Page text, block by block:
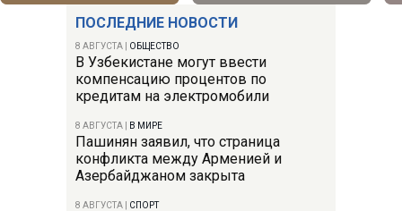
ПОСЛЕДНИЕ НОВОСТИ
8 АВГУСТА ОБЩЕСТВО
В Узбекистане могут ввести
компенсацию процентов по
кредитам на электромобили
8 АВГУСТА В МИРЕ
Пашинян заявил, что страница
конфликта между Арменией и
Азербайджаном закрыта
8 АВГУСТА СПОРТ